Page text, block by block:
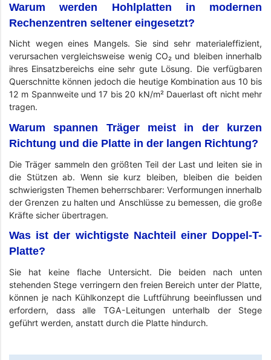
Warum werden Hohlplatten in modernen
Rechenzentren seltener eingesetzt?
Nicht wegen eines Mangels. Sie sind sehr materialeffizient,
verursachen vergleichsweise wenig CO₂ und bleiben innerhalb
ihres Einsatzbereichs eine sehr gute Lösung. Die verfügbaren
Querschnitte können jedoch die heutige Kombination aus 10 bis
12 m Spannweite und 17 bis 20 kN/m² Dauerlast oft nicht mehr
tragen.
Warum spannen Träger meist in der kurzen
Richtung und die Platte in der langen Richtung?
Die Träger sammeln den größten Teil der Last und leiten sie in
die Stützen ab. Wenn sie kurz bleiben, bleiben die beiden
schwierigsten Themen beherrschbarer: Verformungen innerhalb
der Grenzen zu halten und Anschlüsse zu bemessen, die große
Kräfte sicher übertragen.
Was ist der wichtigste Nachteil einer Doppel-T-
Platte?
Sie hat keine flache Untersicht. Die beiden nach unten
stehenden Stege verringern den freien Bereich unter der Platte,
können je nach Kühlkonzept die Luftführung beeinflussen und
erfordern, dass alle TGA-Leitungen unterhalb der Stege
geführt werden, anstatt durch die Platte hindurch.